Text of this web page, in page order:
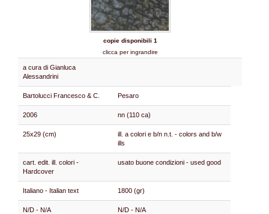
copie disponibili 1
clicca per ingrandire
a cura di Gianluca
Alessandrini
Bartolucci Francesco & C. Pesaro
2006 nn (110 ca)
25x29 (cm)
ill. a colori e b/n n.t. - colors and b/w
ills
cart. edit. ill. colori -
Hardcover
usato buone condizioni - used good
Italiano - Italian text 1800 (gr)
N/D - N/A N/D - N/A